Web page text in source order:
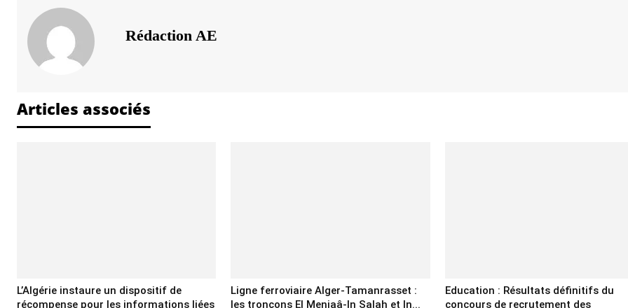
Rédaction AE
Articles associés
L’Algérie instaure un dispositif de
récompense pour les informations liées
Ligne ferroviaire Alger-Tamanrasset :
les tronçons El Meniaâ-In Salah et In...
Education : Résultats définitifs du
concours de recrutement des